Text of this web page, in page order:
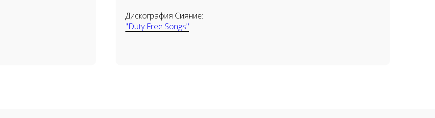
Дискография Сияние:
"Duty Free Songs"